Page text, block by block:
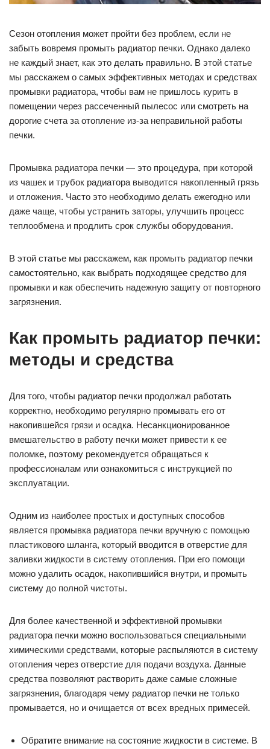
Сезон отопления может пройти без проблем, если не
забыть вовремя промыть радиатор печки. Однако далеко
не каждый знает, как это делать правильно. В этой статье
мы расскажем о самых эффективных методах и средствах
промывки радиатора, чтобы вам не пришлось курить в
помещении через рассеченный пылесос или смотреть на
дорогие счета за отопление из-за неправильной работы
печки.
Промывка радиатора печки — это процедура, при которой
из чашек и трубок радиатора выводится накопленный грязь
и отложения. Часто это необходимо делать ежегодно или
даже чаще, чтобы устранить заторы, улучшить процесс
теплообмена и продлить срок службы оборудования.
В этой статье мы расскажем, как промыть радиатор печки
самостоятельно, как выбрать подходящее средство для
промывки и как обеспечить надежную защиту от повторного
загрязнения.
Как промыть радиатор печки:
методы и средства
Для того, чтобы радиатор печки продолжал работать
корректно, необходимо регулярно промывать его от
накопившейся грязи и осадка. Несанкционированное
вмешательство в работу печки может привести к ее
поломке, поэтому рекомендуется обращаться к
профессионалам или ознакомиться с инструкцией по
эксплуатации.
Одним из наиболее простых и доступных способов
является промывка радиатора печки вручную с помощью
пластикового шланга, который вводится в отверстие для
заливки жидкости в систему отопления. При его помощи
можно удалить осадок, накопившийся внутри, и промыть
систему до полной чистоты.
Для более качественной и эффективной промывки
радиатора печки можно воспользоваться специальными
химическими средствами, которые распыляются в систему
отопления через отверстие для подачи воздуха. Данные
средства позволяют растворить даже самые сложные
загрязнения, благодаря чему радиатор печки не только
промывается, но и очищается от всех вредных примесей.
Обратите внимание на состояние жидкости в системе. В